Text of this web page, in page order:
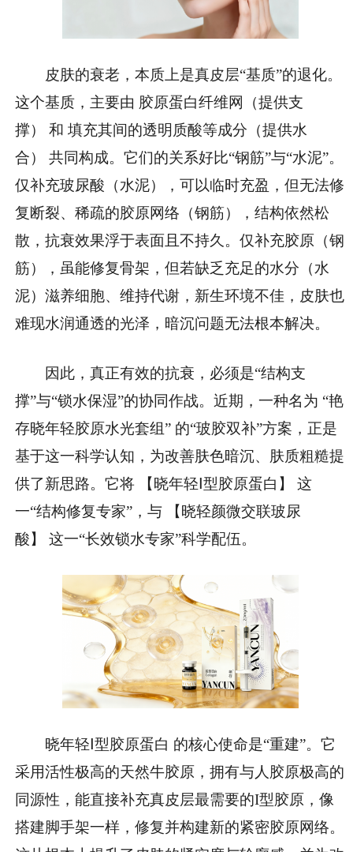
皮肤的衰老，本质上是真皮层“基质”的退化。
这个基质，主要由 胶原蛋白纤维网（提供支
撑） 和 填充其间的透明质酸等成分（提供水
合） 共同构成。它们的关系好比“钢筋”与“水泥”。
仅补充玻尿酸（水泥），可以临时充盈，但无法修
复断裂、稀疏的胶原网络（钢筋），结构依然松
散，抗衰效果浮于表面且不持久。仅补充胶原（钢
筋），虽能修复骨架，但若缺乏充足的水分（水
泥）滋养细胞、维持代谢，新生环境不佳，皮肤也
难现水润通透的光泽，暗沉问题无法根本解决。
因此，真正有效的抗衰，必须是“结构支
撑”与“锁水保湿”的协同作战。近期，一种名为 “艳
存晓年轻胶原水光套组” 的“玻胶双补”方案，正是
基于这一科学认知，为改善肤色暗沉、肤质粗糙提
供了新思路。它将 【晓年轻Ⅰ型胶原蛋白】 这
一“结构修复专家”，与 【晓轻颜微交联玻尿
酸】 这一“长效锁水专家”科学配伍。
晓年轻Ⅰ型胶原蛋白 的核心使命是“重建”。它
采用活性极高的天然牛胶原，拥有与人胶原极高的
同源性，能直接补充真皮层最需要的I型胶原，像
搭建脚手架一样，修复并构建新的紧密胶原网络。